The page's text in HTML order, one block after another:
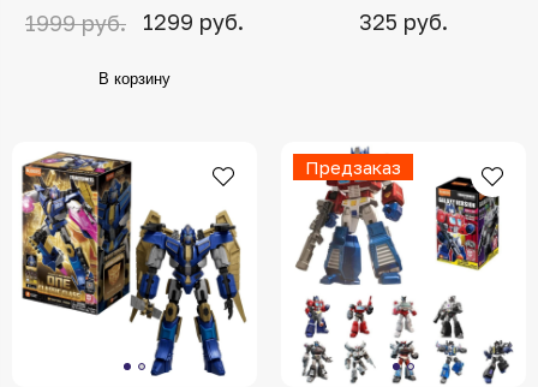
1999 руб. 1299 руб.
В корзину
325 руб.
Предзаказ